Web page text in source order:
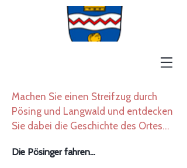
Machen Sie einen Streifzug durch
Pösing und Langwald und entdecken
Sie dabei die Geschichte des Ortes...
Die Pösinger fahren...